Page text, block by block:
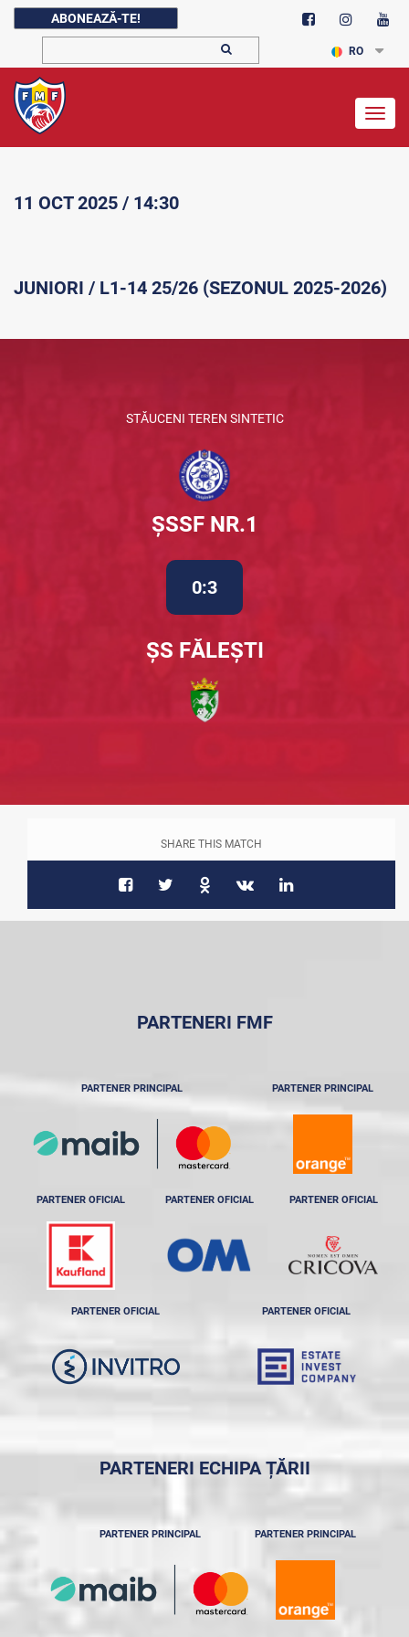
ABONEAZĂ-TE!
RO
11 OCT 2025 / 14:30
JUNIORI / L1-14 25/26 (SEZONUL 2025-2026)
STĂUCENI TEREN SINTETIC
ȘSSF NR.1
0:3
ȘS FĂLEȘTI
SHARE THIS MATCH
PARTENERI FMF
PARTENER PRINCIPAL PARTENER PRINCIPAL
PARTENER OFICIAL PARTENER OFICIAL PARTENER OFICIAL
PARTENER OFICIAL PARTENER OFICIAL
PARTENERI ECHIPA ȚĂRII
PARTENER PRINCIPAL PARTENER PRINCIPAL